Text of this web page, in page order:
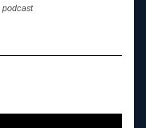
podcast